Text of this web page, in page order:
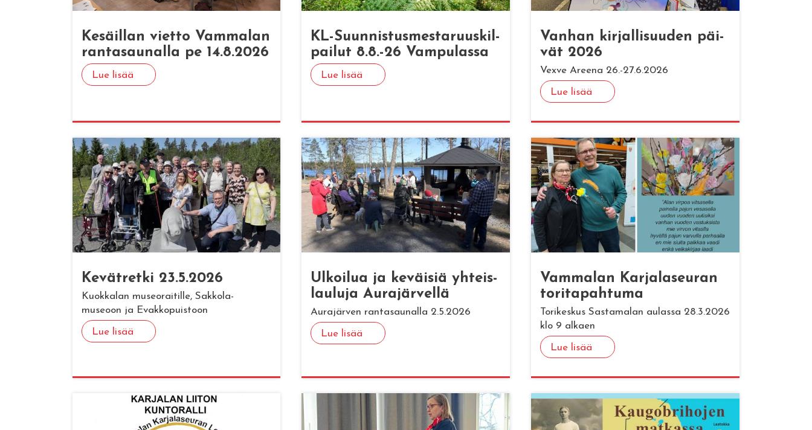
Ke­säil­lan viet­to Vam­ma­lan
ran­ta­sau­nal­la pe 14.8.2026
Lue lisää
KL-Suun­nis­tus­mes­ta­ruus­kil­
pai­lut 8.8.-26 Vam­pu­las­sa
Lue lisää
Van­han kir­jal­li­suu­den päi­
vät 2026
Vexve Areena 26.-27.6.2026
Lue lisää
Ke­vät­ret­ki 23.5.2026
Kuokkalan museoraitille, Sakkola-
museoon ja Evakkopuistoon
Lue lisää
Ul­koi­lua ja ke­väi­siä yh­teis­
lau­lu­ja Au­ra­jär­vel­lä
Aurajärven rantasaunalla 2.5.2026
Lue lisää
Vam­ma­lan Kar­ja­la­seu­ran
to­ri­ta­pah­tu­ma
Torikeskus Sastamalan aulassa 28.3.2026
klo 9 alkaen
Lue lisää